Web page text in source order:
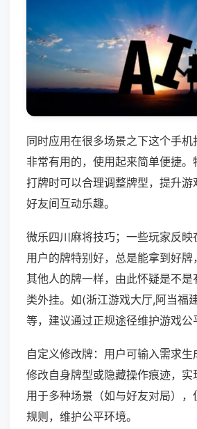
同时应用在很多场景之下这个手
非常有用的，使用起来简单便捷
打牌时可以合理调整牌型，提升游
好友间互动乐趣。
微乐四川麻将技巧；一些玩家反映
用户的牌特别好，总是能拿到好牌
其他人的牌一样，由此怀疑是不
类外挂。如(浙江游戏大厅,阿当福
等，建议通过正规途径维护游戏公
自定义修改牌：用户可输入需求生
修改自身牌型或隐藏操作痕迹，实
用于多种场景（如与好友对局）
规则，维护公平环境。